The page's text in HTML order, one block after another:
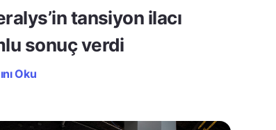
tansiyon ilacı
sonuç verdi
Oku